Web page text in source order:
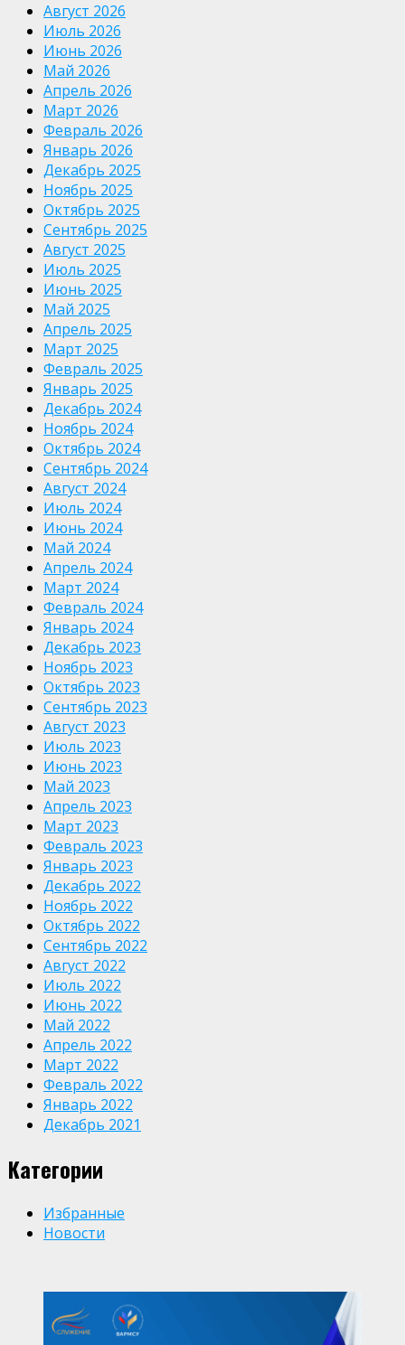
Август 2026
Июль 2026
Июнь 2026
Май 2026
Апрель 2026
Март 2026
Февраль 2026
Январь 2026
Декабрь 2025
Ноябрь 2025
Октябрь 2025
Сентябрь 2025
Август 2025
Июль 2025
Июнь 2025
Май 2025
Апрель 2025
Март 2025
Февраль 2025
Январь 2025
Декабрь 2024
Ноябрь 2024
Октябрь 2024
Сентябрь 2024
Август 2024
Июль 2024
Июнь 2024
Май 2024
Апрель 2024
Март 2024
Февраль 2024
Январь 2024
Декабрь 2023
Ноябрь 2023
Октябрь 2023
Сентябрь 2023
Август 2023
Июль 2023
Июнь 2023
Май 2023
Апрель 2023
Март 2023
Февраль 2023
Январь 2023
Декабрь 2022
Ноябрь 2022
Октябрь 2022
Сентябрь 2022
Август 2022
Июль 2022
Июнь 2022
Май 2022
Апрель 2022
Март 2022
Февраль 2022
Январь 2022
Декабрь 2021
Категории
Избранные
Новости